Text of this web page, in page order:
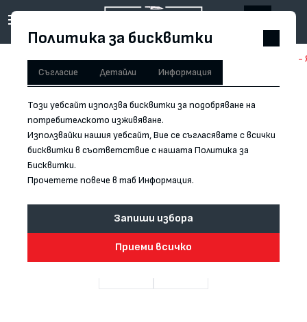
Начало / Форма на острието / Yanagiba / Готварски нож - SATAKE
Политика за бисквитки
Съгласие Детайли Информация
Този уебсайт използва бисквитки за подобряване на
потребителското изживяване.
Използвайки нашия уебсайт, Вие се съгласявате с всички
бисквитки в съответствие с нашата Политика за
Бисквитки.
Прочетете повече в таб Информация.
Запиши избора
Приеми всичко